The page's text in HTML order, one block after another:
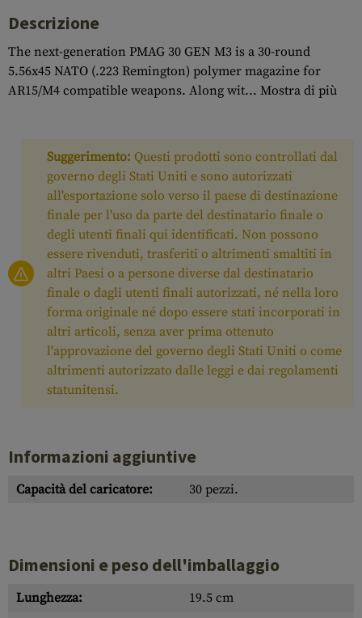
Descrizione
The next-generation PMAG 30 GEN M3 is a 30-round
5.56x45 NATO (.223 Remington) polymer magazine for
AR15/M4 compatible weapons. Along wit... Mostra di più
Suggerimento: Questi prodotti sono controllati dal
governo degli Stati Uniti e sono autorizzati
all'esportazione solo verso il paese di destinazione
finale per l'uso da parte del destinatario finale o
degli utenti finali qui identificati. Non possono
essere rivenduti, trasferiti o altrimenti smaltiti in
altri Paesi o a persone diverse dal destinatario
finale o dagli utenti finali autorizzati, né nella loro
forma originale né dopo essere stati incorporati in
altri articoli, senza aver prima ottenuto
l'approvazione del governo degli Stati Uniti o come
altrimenti autorizzato dalle leggi e dai regolamenti
statunitensi.
Informazioni aggiuntive
Capacità del caricatore: 30 pezzi.
Dimensioni e peso dell'imballaggio
Lunghezza:
19.5 cm